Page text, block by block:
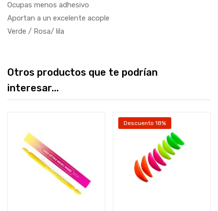
Ocupas menos adhesivo
Aportan a un excelente acople
Verde / Rosa/ lila
Otros productos que te podrían
interesar...
Descuento 18%